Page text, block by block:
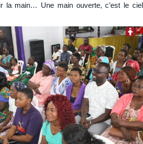
la main… Une main ouverte, c’est le